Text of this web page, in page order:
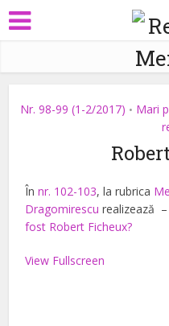
Nr. 98-99 (1-2/2017) • Mari
Înnr. 102-103, la rubrica
Dragomirescu realizează
fost Robert Ficheux?
View Fullscreen